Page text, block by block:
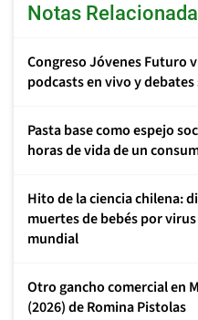
Notas
Congreso Jóvenes Futuro
podcasts en vivo y
Pasta base como espejo
horas de vida de un
Hito de la ciencia chilena:
muertes de bebés por
mundial
Otro gancho comercial en
(2026) de Romina Pistolas